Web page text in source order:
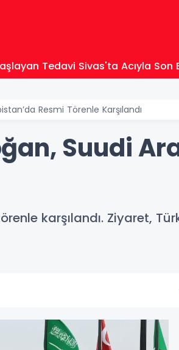
Tedavi Sivas'ta Acıyla Son
Resmi Törenle Karşılandı
Suudi
karşılandı. Ziyaret,